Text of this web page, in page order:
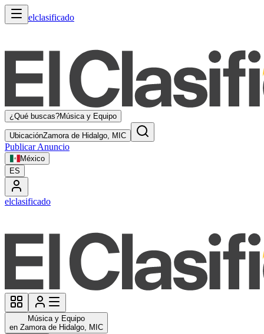
elclasificado
¿Qué buscas?Música y Equipo
UbicaciónZamora de Hidalgo, MIC
Publicar Anuncio
México
ES
elclasificado
Música y Equipo
en Zamora de Hidalgo, MIC